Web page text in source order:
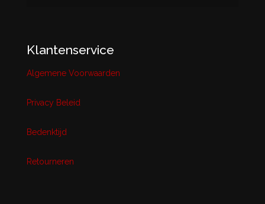
Klantenservice
Algemene Voorwaarden
Privacy Beleid
Bedenktijd
Retourneren